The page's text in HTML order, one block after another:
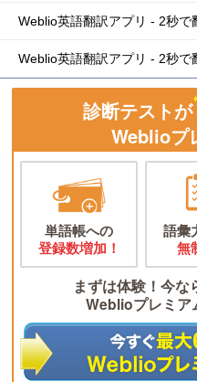
Weblio英語翻訳アプリ - 2秒
Weblio英語翻訳アプリ - 2秒
診断テストが
Weblioプ
単語帳への
登録数増加！
語彙
無
まずは体験！今な
Weblioプレミア